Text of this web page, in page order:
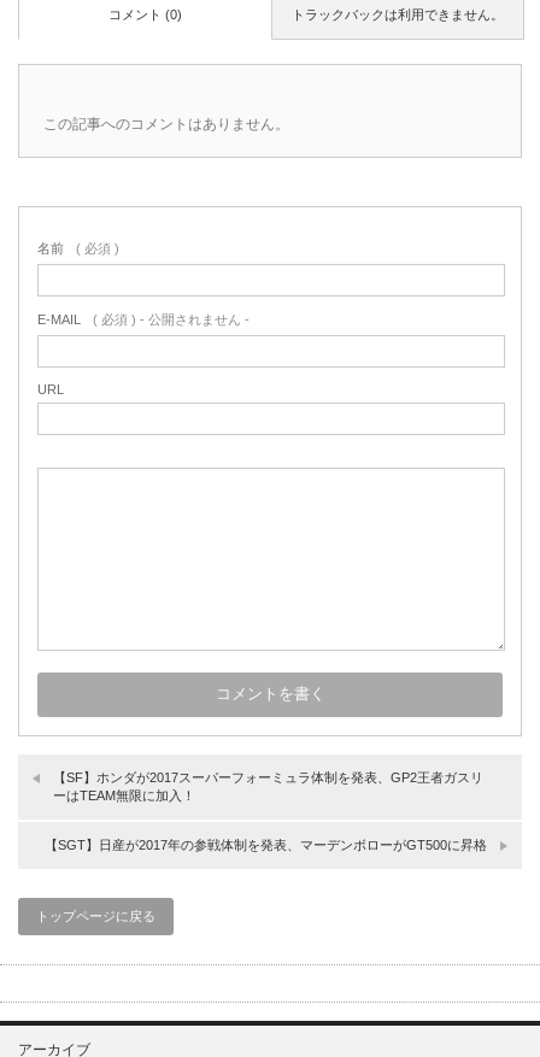
トラックバックは利用できません。
コメント (0)
この記事へのコメントはありません。
名前 ( 必須 )
E-MAIL ( 必須 ) - 公開されません -
URL
【SF】ホンダが2017スーパーフォーミュラ体制を発表、GP2王者ガスリ
ーはTEAM無限に加入！
【SGT】日産が2017年の参戦体制を発表、マーデンボローがGT500に昇格
トップページに戻る
アーカイブ